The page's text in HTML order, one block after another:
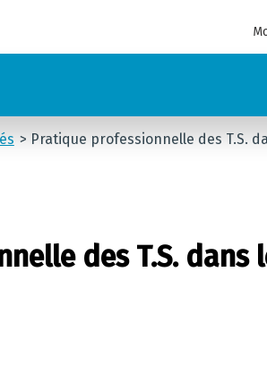
Pratique professionnelle des T.S.
des T.S.